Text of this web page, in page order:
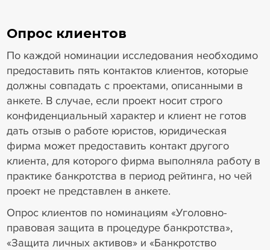
Опрос клиентов
По каждой номинации исследования необходимо
предоставить пять контактов клиентов, которые
должны совпадать с проектами, описанными в
анкете. В случае, если проект носит строго
конфиденциальный характер и клиент не готов
дать отзыв о работе юристов, юридическая
фирма может предоставить контакт другого
клиента, для которого фирма выполняла работу в
практике банкротства в период рейтинга, но чей
проект не представлен в анкете.
Опрос клиентов по номинациям «Уголовно-
правовая защита в процедуре банкротства»,
«Защита личных активов» и «Банкротство